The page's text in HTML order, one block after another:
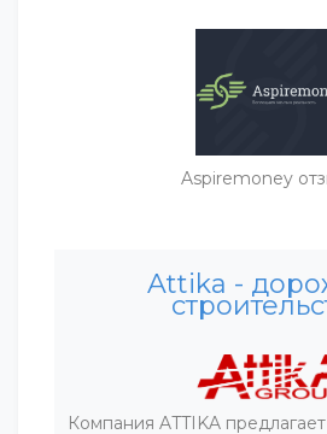
Aspiremoney
Attika -
Компания ATTIKA